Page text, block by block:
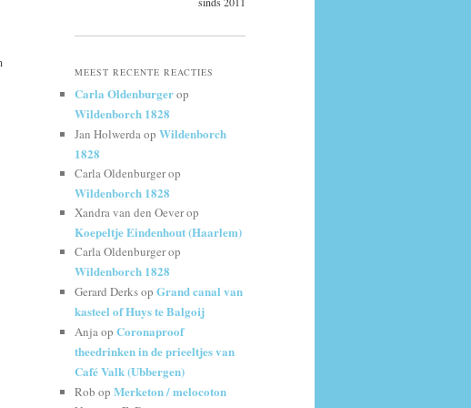
MEEST RECENTE REACTIES
Carla Oldenburgerop
Wildenborch 1828
Jan Holwerdaop Wildenborch
1828
Carla Oldenburgerop
Wildenborch 1828
Xandra van den Oeverop
Koepeltje Eindenhout (Haarlem)
Carla Oldenburgerop
Wildenborch 1828
Gerard Derksop Grand canal van
kasteel of Huys te Balgoij
Anjaop Coronaproof
theedrinken in de prieeltjes van
Café Valk (Ubbergen)
Rob op Merketon / melocoton